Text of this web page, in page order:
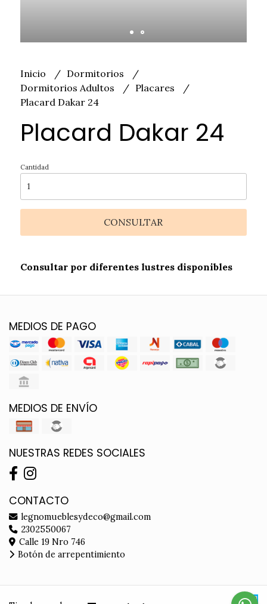
Inicio
Dormitorios
Dormitorios Adultos
Placares
Placard Dakar 24
Placard Dakar 24
Cantidad
CONSULTAR
Consultar por diferentes lustres disponibles
MEDIOS DE PAGO
MEDIOS DE ENVÍO
NUESTRAS REDES SOCIALES
CONTACTO
legnomueblesydeco@gmail.com
2302550067
Calle 19 Nro 746
Botón de arrepentimiento